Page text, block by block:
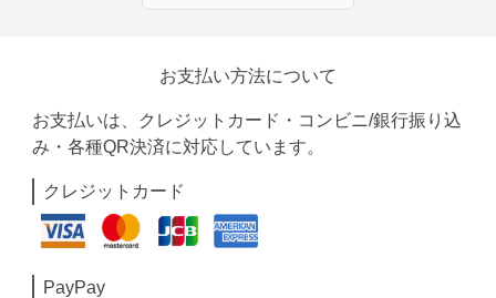
お支払い方法について
お支払いは、クレジットカード・コンビニ/銀行振り込
み・各種QR決済に対応しています。
クレジットカード
PayPay